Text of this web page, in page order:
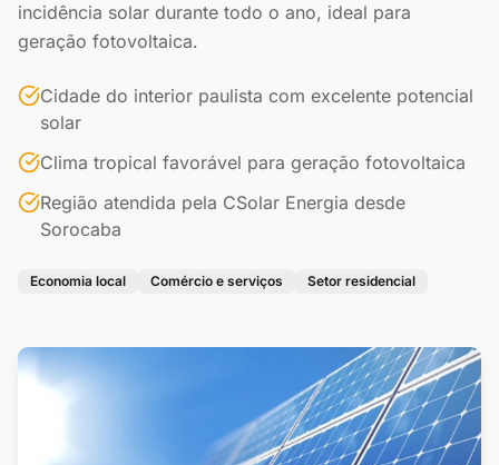
incidência solar durante todo o ano, ideal para
geração fotovoltaica.
Cidade do interior paulista com excelente potencial
solar
Clima tropical favorável para geração fotovoltaica
Região atendida pela CSolar Energia desde
Sorocaba
Economia local Comércio e serviços Setor residencial